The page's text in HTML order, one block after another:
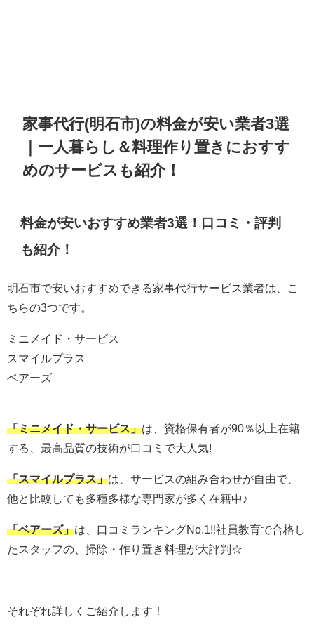
家事代行(明石市)の料金が安い業者3選
｜一人暮らし＆料理作り置きにおすす
めのサービスも紹介！
料金が安いおすすめ業者3選！口コミ・評判
も紹介！
明石市で安いおすすめできる家事代行サービス業者は、こ
ちらの3つです。
ミニメイド・サービス
スマイルプラス
ベアーズ
「ミニメイド・サービス」は、 資格保有者が90％以上在籍
する、最高品質の技術が口コミで大人気!
「スマイルプラス」は、 サービスの組み合わせが自由で、
他と比較しても多種多様な専門家が多く在籍中♪
「ベアーズ」は、 口コミランキングNo.1‼︎社員教育で合格し
たスタッフの、掃除・作り置き料理が大評判☆
それぞれ詳しくご紹介します！